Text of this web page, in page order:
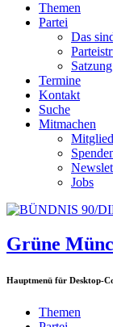
Themen
Partei
Das
Termine
Kontakt
Suche
Mitmachen
Jobs
Grüne
Hauptmenü für Desktop-
Themen